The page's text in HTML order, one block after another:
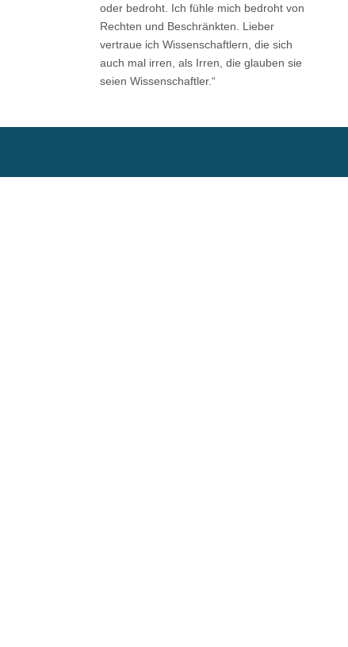
oder bedroht. Ich fühle mich bedroht von
Rechten und Beschränkten. Lieber
vertraue ich Wissenschaftlern, die sich
auch mal irren, als Irren, die glauben sie
seien Wissenschaftler.“